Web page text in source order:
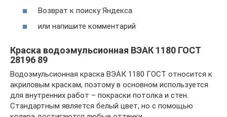
Возврат к поиску Яндекса
или напишите комментарий
Краска водоэмульсионная ВЭАК 1180 ГОСТ
28196 89
Водоэмульсионная краска ВЭАК 1180 ГОСТ относится к
акриловым краскам, поэтому в основном используется
для внутренних работ – покраски потолка и стен.
Стандартным является белый цвет, но с помощью